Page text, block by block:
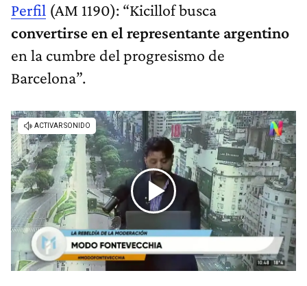
Perfil (AM 1190): “Kicillof busca
convertirse en el representante argentino
en la cumbre del progresismo de
Barcelona”.